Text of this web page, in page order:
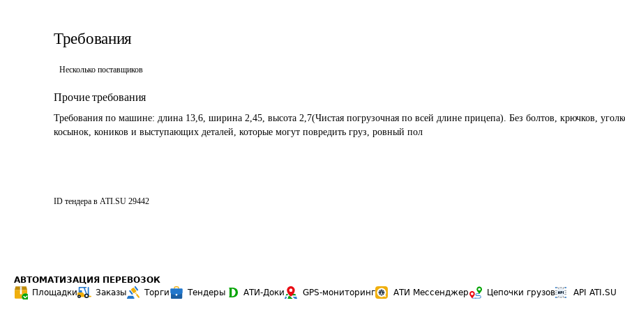
Требования
Несколько поставщиков
Прочие требования
Требования по машине: длина 13,6, ширина 2,45, высота 2,7(Чистая погрузочная по всей длине прицепа). Без болтов, крючков,
косынок, коников и выступающих деталей, которые могут повредить груз, ровный пол
ID тендера в ATI.SU 29442
АВТОМАТИЗАЦИЯ ПЕРЕВОЗОК
Площадки
Заказы Торги Тендеры АТИ-Доки GPS-мониторинг АТИ Мессенджер Цепочки грузов API ATI.SU